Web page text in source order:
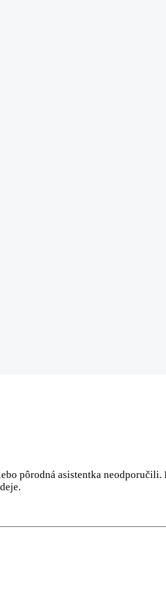
pôrodná asistentka